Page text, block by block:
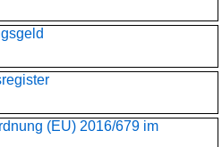
(EU) 2016/679 im